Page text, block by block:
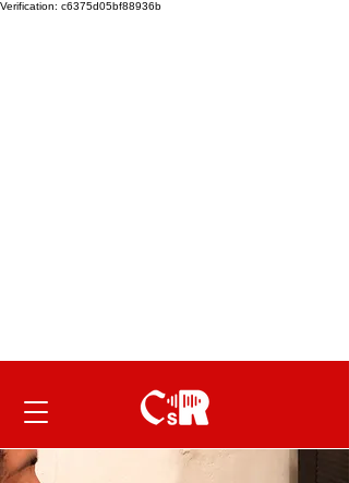
Verification: c6375d05bf88936b